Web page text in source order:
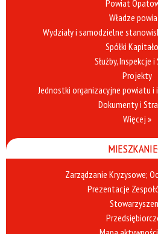
Powiat
Władze
Wydziały i samodzielne
Spółki
Służby, Inspekcje
Projekty
Jednostki organizacyjne powiatu
Dokumenty i
Więcej »
Zarządzanie Kryzysowe;
Prezentacje